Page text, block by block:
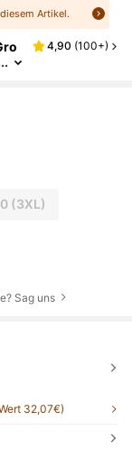
Artikel.
4,90 (100+)
(3XL)
Sag uns
32,07€)